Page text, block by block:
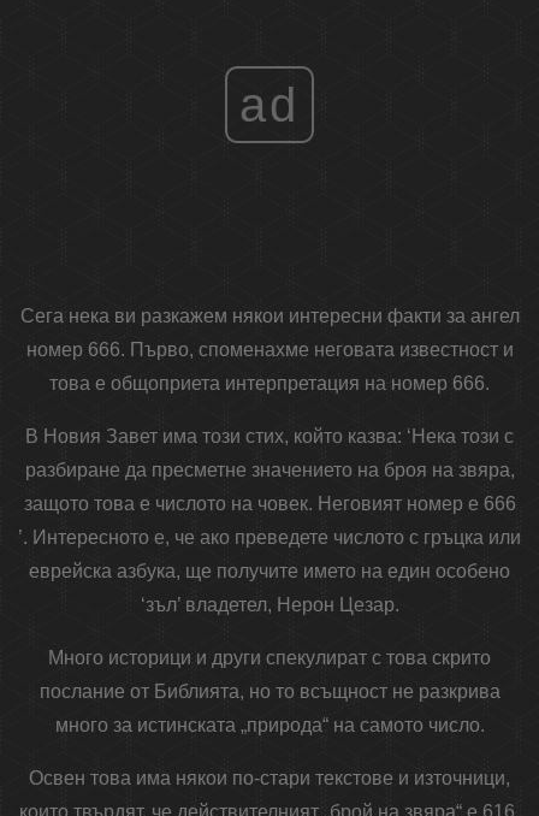
ad
Сега нека ви разкажем някои интересни факти за ангел
номер 666. Първо, споменахме неговата известност и
това е общоприета интерпретация на номер 666.
В Новия Завет има този стих, който казва: ‘Нека този с
разбиране да пресметне значението на броя на звяра,
защото това е числото на човек. Неговият номер е 666
’. Интересното е, че ако преведете числото с гръцка или
еврейска азбука, ще получите името на един особено
‘зъл’ владетел, Нерон Цезар.
Много историци и други спекулират с това скрито
послание от Библията, но то всъщност не разкрива
много за истинската „природа“ на самото число.
Освен това има някои по-стари текстове и източници,